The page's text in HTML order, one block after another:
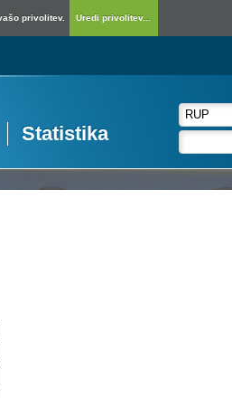
privolitev. Uredi privolitev...
Statistika